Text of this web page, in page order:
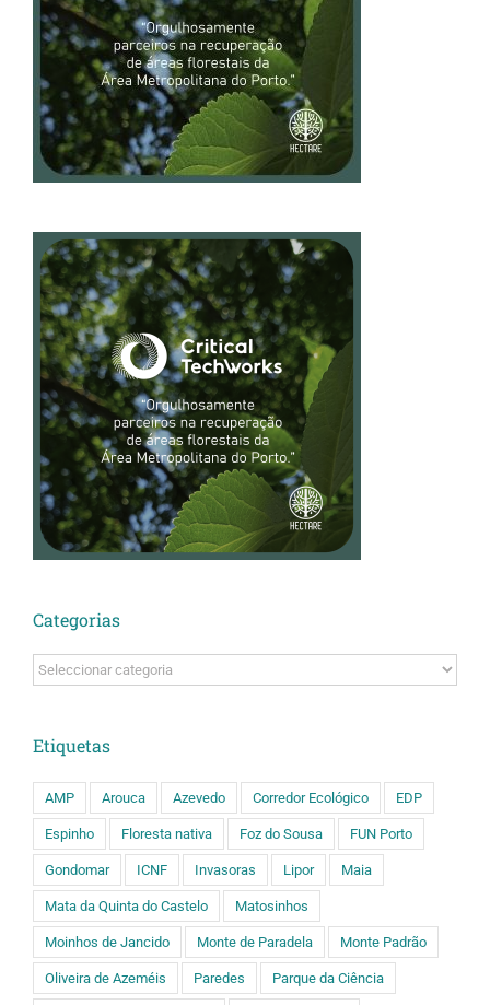
Categorias
Categorias
Etiquetas
AMP Arouca Azevedo Corredor Ecológico EDP
Espinho Floresta nativa Foz do Sousa FUN Porto
Gondomar ICNF Invasoras Lipor Maia
Mata da Quinta do Castelo Matosinhos
Moinhos de Jancido Monte de Paradela Monte Padrão
Oliveira de Azeméis Paredes Parque da Ciência